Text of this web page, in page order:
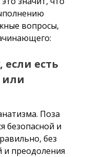
вопросы,
есть
Поза
безопасной и
без
и преодоления